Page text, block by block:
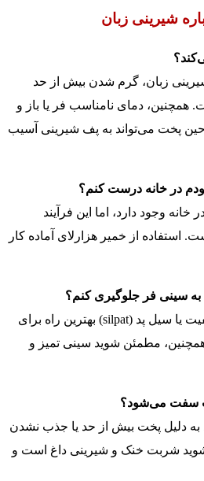
شیرینی زبان
زبان، گرم شدن بیش از حد
همچنین، دمای نامناسب فر یا باز و
پخت می‌تواند به پف شیرینی آسیب
خودم در خانه درست کنم؟
خانه وجود دارد، اما این فرآیند
استفاده از خمیر هزارلای آماده کار
سینی فر جلوگیری کنم؟
استفاده از کاغذ روغنی با کیفیت یا سیل پد (silpat) بهترین راه برای
مطمئن شوید سینی تمیز و
سفت می‌شود؟
دلیل پخت بیش از حد یا جذب نشدن
شربت خنک و شیرینی داغ است و